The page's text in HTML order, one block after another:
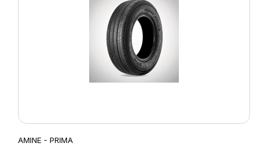
AMINE - PRIMA